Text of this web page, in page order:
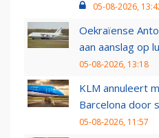
05-08-2026,
Oekraïense
aan aanslag op
05-08-2026, 13:18
KLM annuleert
Barcelona door
05-08-2026, 11:57